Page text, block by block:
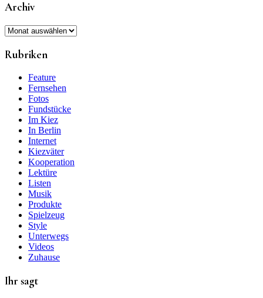
Archiv
Archiv
Rubriken
Feature
Fernsehen
Fotos
Fundstücke
Im Kiez
In Berlin
Internet
Kiezväter
Kooperation
Lektüre
Listen
Musik
Produkte
Spielzeug
Style
Unterwegs
Videos
Zuhause
Ihr sagt